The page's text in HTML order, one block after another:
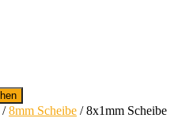
/8mm Scheibe / 8x1mm Scheibe